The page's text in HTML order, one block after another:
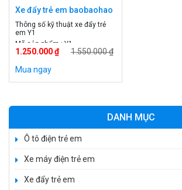
Xe đẩy trẻ em baobaohao
Y1
Thông số kỹ thuật xe đẩy trẻ
em Y1
Mã sản phẩm : Y1
Hãng sản xuất: Baobaohao
Kích thước gấp gọn: 44 x 20
x57 cm
1.250.000 ₫
1.550.000 ₫
Mua ngay
DANH MỤC
Ô tô điện trẻ em
Xe máy điện trẻ em
Xe đẩy trẻ em